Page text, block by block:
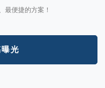
最便捷的方案！
光